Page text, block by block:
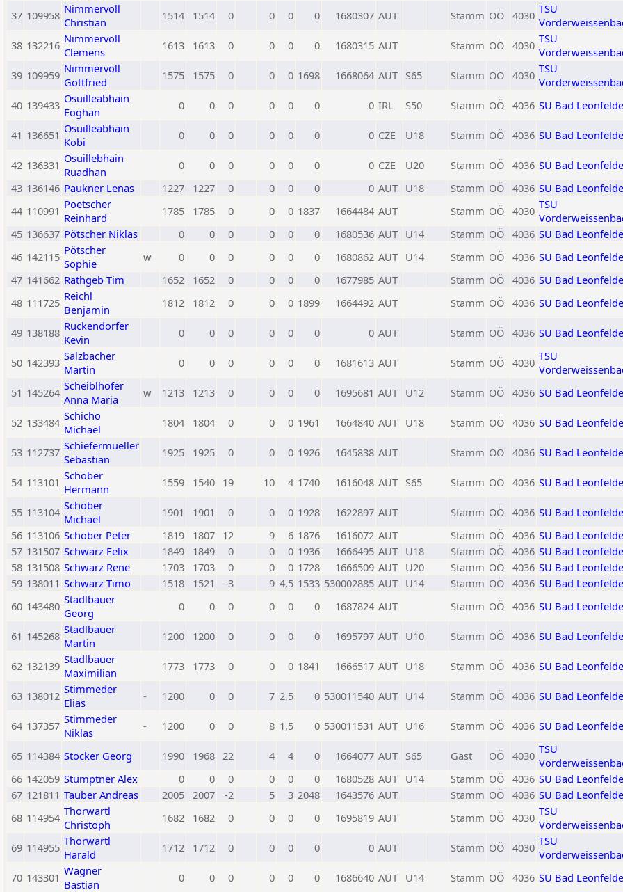
37 109958 Nimmervoll
Christian
1514 1514 0 0 0 0 1680307 AUT Stamm OÖ 4030 TSU
38 132216 Nimmervoll
Clemens
1613 1613 0 0 0 0 1680315 AUT Stamm OÖ 4030 TSU
39 109959 Nimmervoll
Gottfried
1575 1575 0 0 0 1698 1668064 AUT S65 Stamm OÖ 4030 TSU
40 139433 Osuilleabhain
Eoghan
0 0 0 0 0 0 0 IRL S50 Stamm OÖ 4036 SU Bad
41 136651 Osuilleabhain
Kobi
0 0 0 0 0 0 0 CZE U18 Stamm OÖ 4036 SU Bad
42 136331 Osuillebhain
Ruadhan
0 0 0 0 0 0 0 CZE U20 Stamm OÖ 4036 SU Bad
43 136146 Paukner Lenas 1227 1227 0 0 0 0 0 AUT U18 Stamm OÖ 4036 SU Bad
44 110991 Poetscher
Reinhard
1785 1785 0 0 0 1837 1664484 AUT Stamm OÖ 4030 TSU
45 136637 Pötscher Niklas 0 0 0 0 0 0 1680536 AUT U14 Stamm OÖ 4036 SU Bad
46 142115 Pötscher
Sophie
w 0 0 0 0 0 0 1680862 AUT U14 Stamm OÖ 4036 SU Bad
47 141662 Rathgeb Tim 1652 1652 0 0 0 0 1677985 AUT Stamm OÖ 4036 SU Bad
48 111725 Reichl
Benjamin
1812 1812 0 0 0 1899 1664492 AUT Stamm OÖ 4036 SU Bad
49 138188 Ruckendorfer
Kevin
0 0 0 0 0 0 0 AUT Stamm OÖ 4036 SU Bad
50 142393 Salzbacher
Martin
0 0 0 0 0 0 1681613 AUT Stamm OÖ 4030 TSU
51 145264 Scheiblhofer
Anna Maria
w 1213 1213 0 0 0 0 1695681 AUT U12 Stamm OÖ 4036 SU Bad
52 133484 Schicho
Michael
1804 1804 0 0 0 1961 1664840 AUT U18 Stamm OÖ 4036 SU Bad
53 112737 Schiefermueller
Sebastian
1925 1925 0 0 0 1926 1645838 AUT Stamm OÖ 4036 SU Bad
54 113101 Schober
Hermann
1559 1540 19 10 4 1740 1616048 AUT S65 Stamm OÖ 4036 SU Bad
55 113104 Schober
Michael
1901 1901 0 0 0 1928 1622897 AUT Stamm OÖ 4036 SU Bad
56 113106 Schober Peter 1819 1807 12 9 6 1876 1616072 AUT Stamm OÖ 4036 SU Bad
57 131507 Schwarz Felix 1849 1849 0 0 0 1936 1666495 AUT U18 Stamm OÖ 4036 SU Bad
58 131508 Schwarz Rene 1703 1703 0 0 0 1728 1666509 AUT U20 Stamm OÖ 4036 SU Bad
59 138011 Schwarz Timo 1518 1521 -3 9 4,5 1533 530002885 AUT U14 Stamm OÖ 4036 SU Bad
60 143480 Stadlbauer
Georg
0 0 0 0 0 0 1687824 AUT Stamm OÖ 4036 SU Bad
61 145268 Stadlbauer
Martin
1200 1200 0 0 0 0 1695797 AUT U10 Stamm OÖ 4036 SU Bad
62 132139 Stadlbauer
Maximilian
1773 1773 0 0 0 1841 1666517 AUT U18 Stamm OÖ 4036 SU Bad
63 138012 Stimmeder
Elias
- 1200 0 0 7 2,5 0 530011540 AUT U14 Stamm OÖ 4036 SU Bad
64 137357 Stimmeder
Niklas
- 1200 0 0 8 1,5 0 530011531 AUT U16 Stamm OÖ 4036 SU Bad
65 114384 Stocker Georg 1990 1968 22 4 4 0 1664077 AUT S65 Gast OÖ 4030 TSU
66 142059 Stumptner Alex 0 0 0 0 0 0 1680528 AUT U14 Stamm OÖ 4036 SU Bad
67 121811 Tauber Andreas 2005 2007 -2 5 3 2048 1643576 AUT Stamm OÖ 4036 SU Bad
68 114954 Thorwartl
Christoph
1682 1682 0 0 0 0 1695819 AUT Stamm OÖ 4030 TSU
69 114955 Thorwartl
Harald
1712 1712 0 0 0 0 0 AUT Stamm OÖ 4030 TSU
70 143301 Wagner
Bastian
0 0 0 0 0 0 1686640 AUT U14 Stamm OÖ 4036 SU Bad